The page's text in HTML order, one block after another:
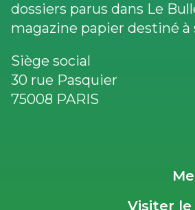
dossiers parus dans Le
magazine papier destiné à
Siège social
30 rue Pasquier
75008 PARIS
Visiter le